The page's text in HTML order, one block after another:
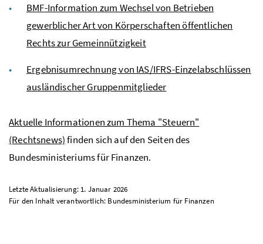
BMF-Information zum Wechsel von Betrieben
gewerblicher Art von Körperschaften öffentlichen
Rechts zur Gemeinnützigkeit
Ergebnisumrechnung von IAS/IFRS-Einzelabschlüssen
ausländischer Gruppenmitglieder
Aktuelle Informationen zum Thema "Steuern"
(Rechtsnews)finden sich auf den Seiten des
Bundesministeriums für Finanzen.
Letzte Aktualisierung: 1. Januar 2026
Für den Inhalt verantwortlich: Bundesministerium für Finanzen